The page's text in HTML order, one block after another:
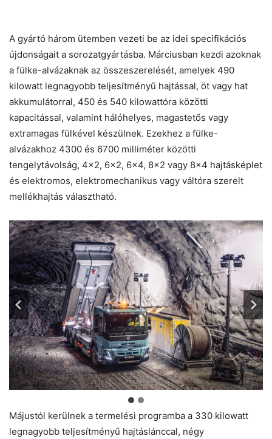
A gyártó három ütemben vezeti be az idei specifikációs
újdonságait a sorozatgyártásba. Márciusban kezdi azoknak
a fülke-alvázaknak az összeszerelését, amelyek 490
kilowatt legnagyobb teljesítményű hajtással, öt vagy hat
akkumulátorral, 450 és 540 kilowattóra közötti
kapacitással, valamint hálóhelyes, magastetős vagy
extramagas fülkével készülnek. Ezekhez a fülke-
alvázakhoz 4300 és 6700 milliméter közötti
tengelytávolság, 4×2, 6×2, 6×4, 8×2 vagy 8×4 hajtásképlet
és elektromos, elektromechanikus vagy váltóra szerelt
mellékhajtás választható.
Májustól kerülnek a termelési programba a 330 kilowatt
legnagyobb teljesítményű hajtáslánccal, négy